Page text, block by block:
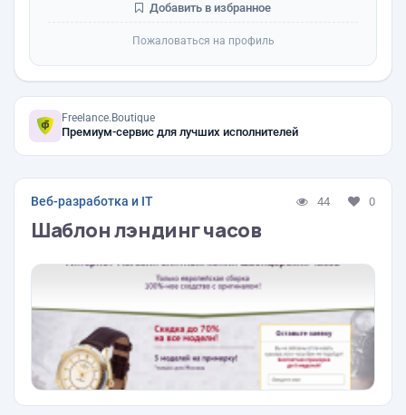
Добавить в избранное
Пожаловаться на профиль
Freelance.Boutique
Премиум-сервис для лучших исполнителей
Веб-разработка и IT 44 0
Шаблон лэндинг часов